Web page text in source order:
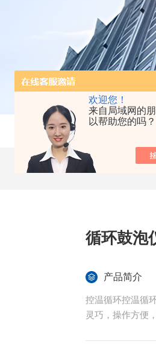
欢迎您！
来自局域网的
以帮助您的吗？
循环鼓泡
产品简介
控温循环控温循
灵巧，操作方便